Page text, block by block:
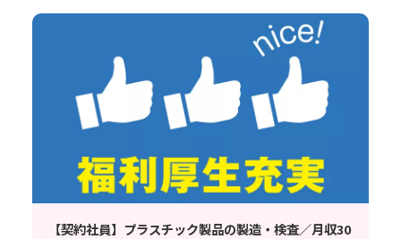
【契約社員】プラスチック製品の製造・検査／月収30